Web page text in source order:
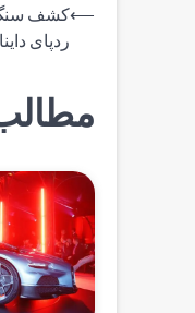
راهبری
نوشته
⟵کشف
ردپای